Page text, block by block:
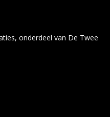
onderdeel van De Twee